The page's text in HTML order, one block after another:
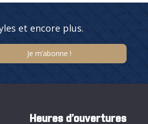
et encore plus.
Heures d’ouvertures